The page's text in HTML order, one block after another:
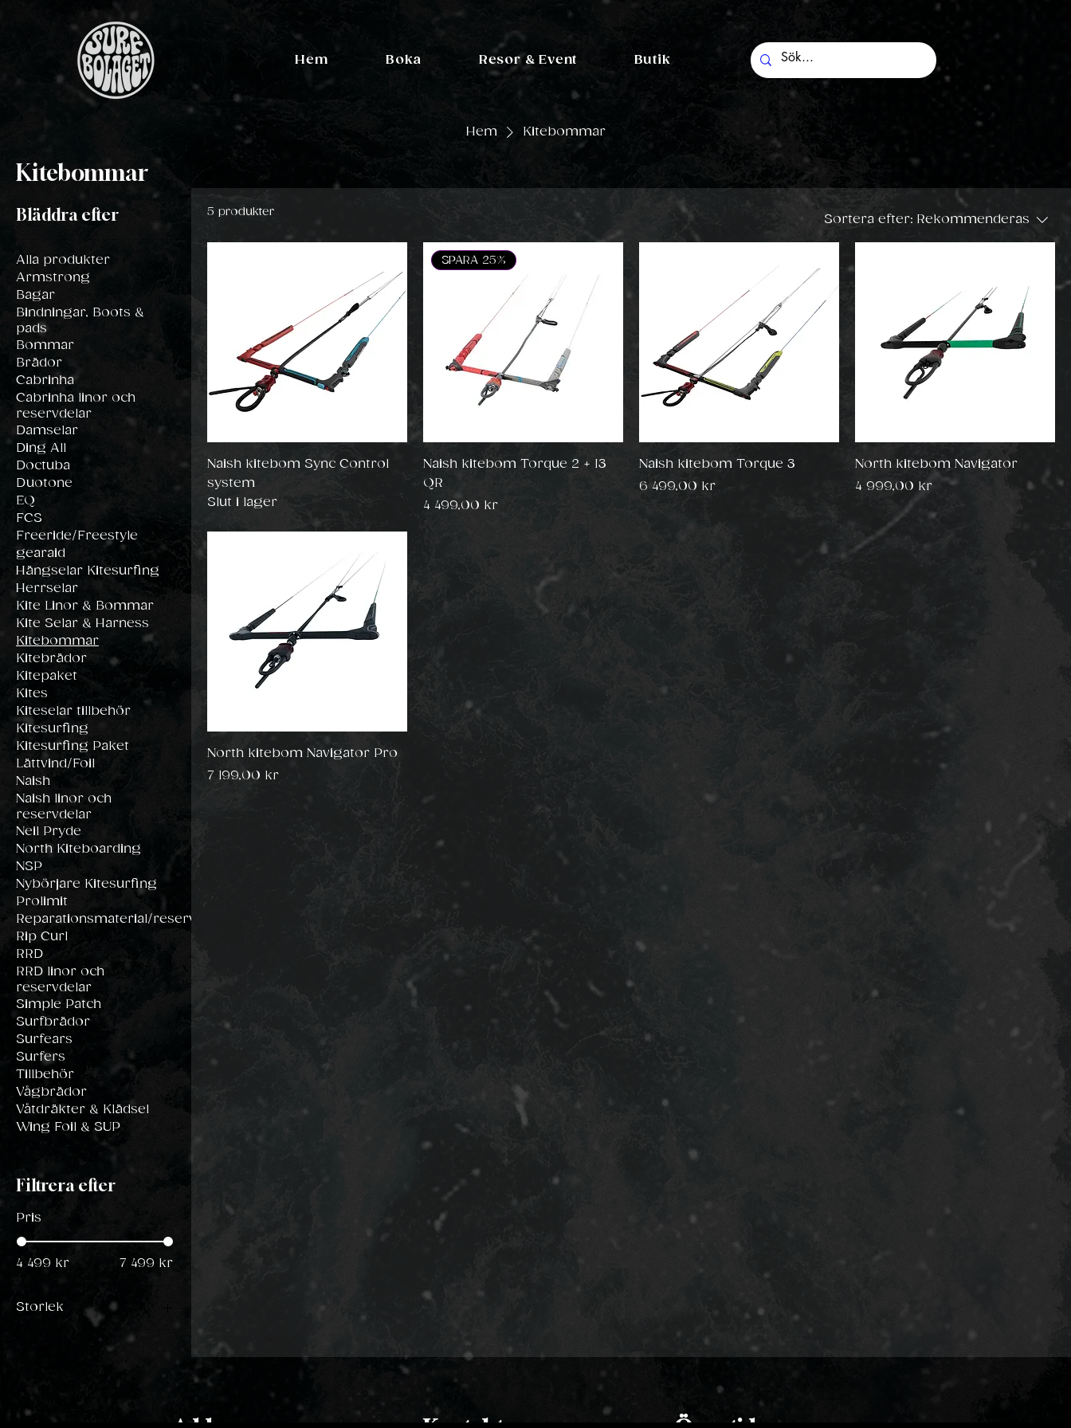
Hem Boka Resor & Event Butik
Hem Kitebommar
Kitebommar
Bläddra efter
Alla produkter
Armstrong
Bagar
Bindningar, Boots &
pads
Bommar
Brädor
Cabrinha
Cabrinha linor och
reservdelar
Damselar
Ding All
Doctuba
Duotone
EQ
FCS
Freeride/Freestyle
gearaid
Hängselar Kitesurfing
Herrselar
Kite Linor & Bommar
Kite Selar & Harness
Kitebommar
Kitebrädor
Kitepaket
Kites
Kiteselar tillbehör
Kitesurfing
Kitesurfing Paket
Lättvind/Foil
Naish
Naish linor och
reservdelar
Neil Pryde
North Kiteboarding
NSP
Nybörjare Kitesurfing
Prolimit
Reparationsmaterial/reservdelar
Rip Curl
RRD
RRD linor och
reservdelar
Simple Patch
Surfbrädor
Surfears
Surfers
Tillbehör
Vågbrädor
Våtdräkter & Klädsel
Wing Foil & SUP
Filtrera efter
Pris
4 499 kr 7 499 kr
Storlek
5 produkter
Sortera efter: Rekommenderas
Naish kitebom Sync Control
system
Slut i lager
SPARA 25%
Naish kitebom Torque 2 + I3
QR
Pris
4 499,00 kr
Naish kitebom Torque 3
Pris
6 499,00 kr
North kitebom Navigator
Pris
4 999,00 kr
North kitebom Navigator Pro
Pris
7 199,00 kr